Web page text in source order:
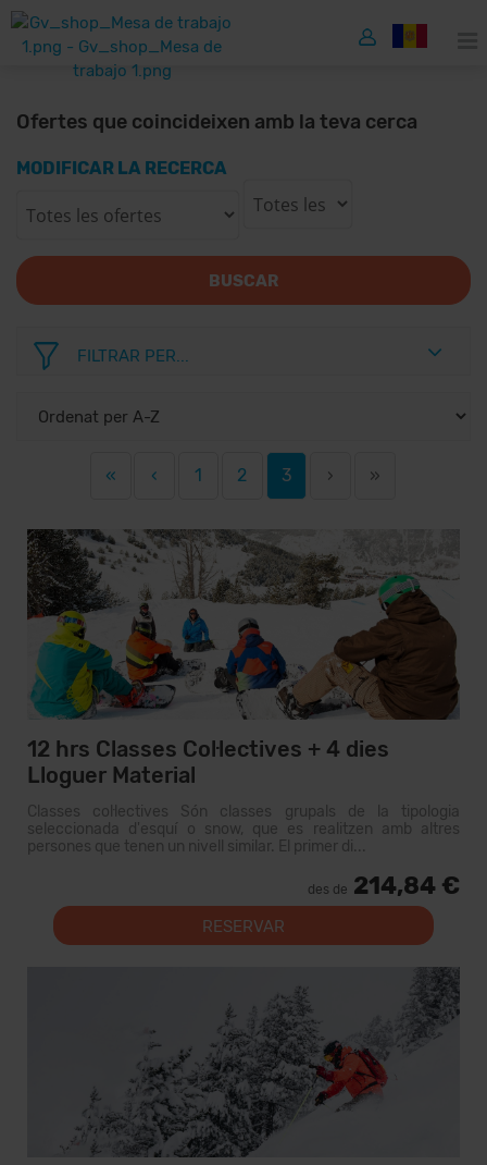
Ofertes que coincideixen amb la teva cerca
MODIFICAR LA RECERCA
BUSCAR
FILTRAR PER...
« ‹ 1 2 3 › »
12 hrs Classes Col·lectives + 4 dies
Lloguer Material
Classes col·lectives Són classes grupals de la tipologia
seleccionada d'esquí o snow, que es realitzen amb altres
persones que tenen un nivell similar. El primer di...
des de 214,84 €
RESERVAR